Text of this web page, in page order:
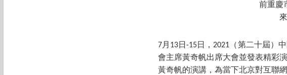
前重慶
7月13日-15日，2021（第二十屆）
會主席黃奇帆出席大會並發表精彩
黃奇帆的演講，為當下北京對互聯